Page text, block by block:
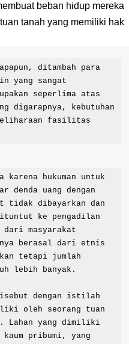
beban hidup mereka
tanah yang memiliki hak
yang sangat
seperlima atas
digarapnya, kebutuhan
fasilitas
denda uang dengan
tidak dibayarkan dan
ke pengadilan
masyarakat
berasal dari etnis
tetapi jumlah
lebih banyak.
oleh seorang tuan
Lahan yang dimiliki
pribumi, yang